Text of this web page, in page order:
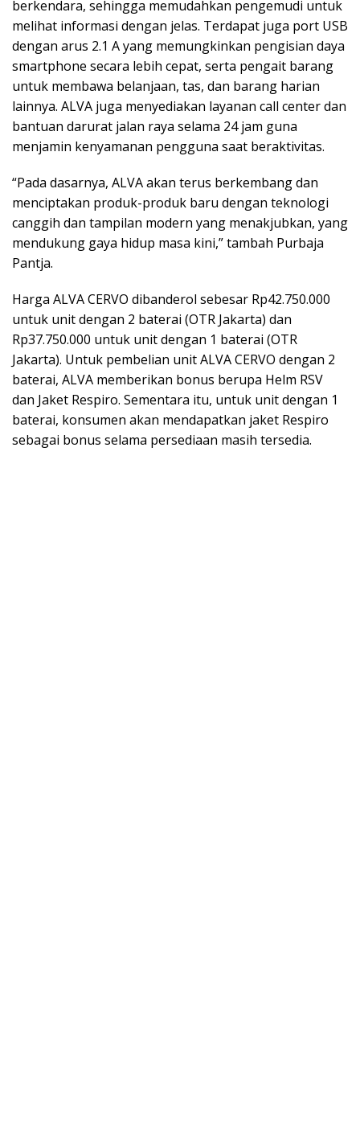
berkendara, sehingga memudahkan pengemudi untuk
melihat informasi dengan jelas. Terdapat juga port USB
dengan arus 2.1 A yang memungkinkan pengisian daya
smartphone secara lebih cepat, serta pengait barang
untuk membawa belanjaan, tas, dan barang harian
lainnya. ALVA juga menyediakan layanan call center dan
bantuan darurat jalan raya selama 24 jam guna
menjamin kenyamanan pengguna saat beraktivitas.
“Pada dasarnya, ALVA akan terus berkembang dan
menciptakan produk-produk baru dengan teknologi
canggih dan tampilan modern yang menakjubkan, yang
mendukung gaya hidup masa kini,” tambah Purbaja
Pantja.
Harga ALVA CERVO dibanderol sebesar Rp42.750.000
untuk unit dengan 2 baterai (OTR Jakarta) dan
Rp37.750.000 untuk unit dengan 1 baterai (OTR
Jakarta). Untuk pembelian unit ALVA CERVO dengan 2
baterai, ALVA memberikan bonus berupa Helm RSV
dan Jaket Respiro. Sementara itu, untuk unit dengan 1
baterai, konsumen akan mendapatkan jaket Respiro
sebagai bonus selama persediaan masih tersedia.